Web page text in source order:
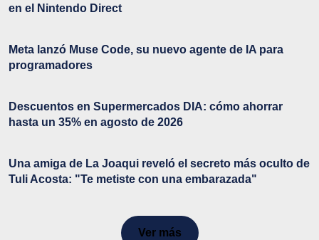
en el Nintendo Direct
Meta lanzó Muse Code, su nuevo agente de IA para
programadores
Descuentos en Supermercados DIA: cómo ahorrar
hasta un 35% en agosto de 2026
Una amiga de La Joaqui reveló el secreto más oculto de
Tuli Acosta: "Te metiste con una embarazada"
Ver más